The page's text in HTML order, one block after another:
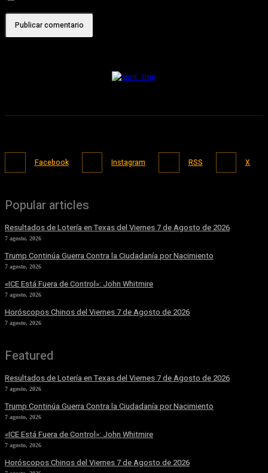
Facebook Instagram RSS X
Popular articles
Resultados de Lotería en Texas del Viernes 7 de Agosto de 2026
7 agosto, 2026
Trump Continúa Guerra Contra la Ciudadanía por Nacimiento
7 agosto, 2026
«ICE Está Fuera de Control»: John Whitmire
7 agosto, 2026
Horóscopos Chinos del Viernes 7 de Agosto de 2026
7 agosto, 2026
Featured
Resultados de Lotería en Texas del Viernes 7 de Agosto de 2026
7 agosto, 2026
Trump Continúa Guerra Contra la Ciudadanía por Nacimiento
7 agosto, 2026
«ICE Está Fuera de Control»: John Whitmire
7 agosto, 2026
Horóscopos Chinos del Viernes 7 de Agosto de 2026